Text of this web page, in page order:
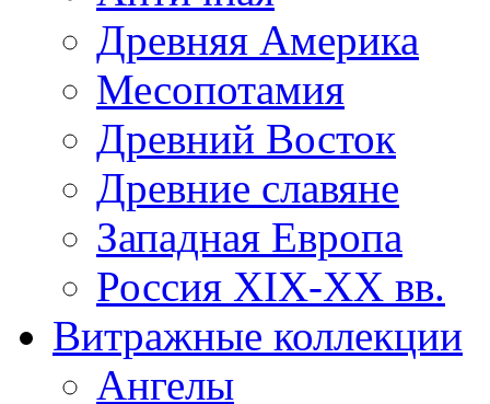
Древняя Америка
Месопотамия
Древний Восток
Древние славяне
Западная Европа
Россия XIX-XX вв.
Витражные коллекции
Ангелы